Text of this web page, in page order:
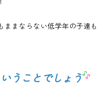
まならない低学年の子達も
うことでしょう